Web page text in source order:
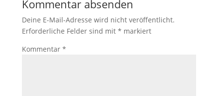
Kommentar absenden
Deine E-Mail-Adresse wird nicht veröffentlicht.
Erforderliche Felder sind mit * markiert
Kommentar *